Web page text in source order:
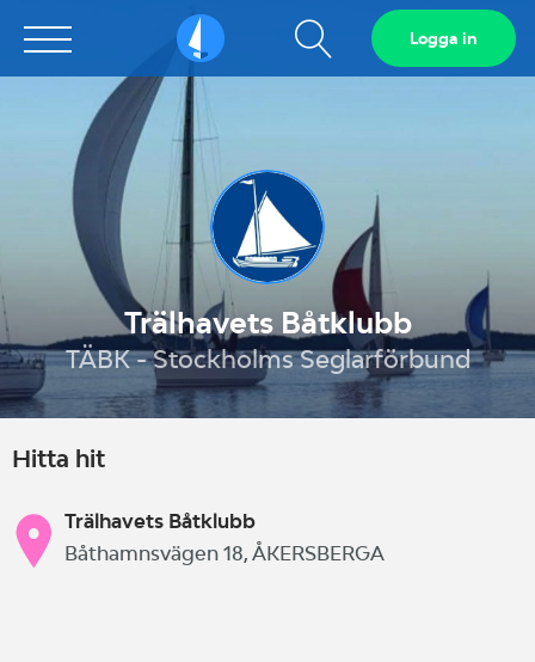
Sailarena Visa
sökfält
Logga in
Trälhavets Båtklubb
TÄBK - Stockholms Seglarförbund
Hitta hit
Trälhavets Båtklubb
Båthamnsvägen 18, ÅKERSBERGA